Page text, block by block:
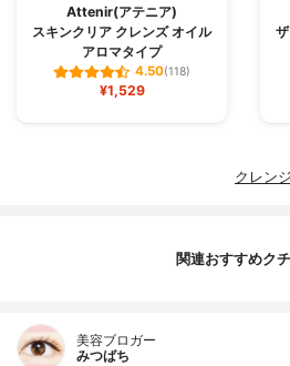
Attenir(アテニア)
スキンクリア クレンズ オイル
アロマタイプ
4.50(118)
¥1,529
クレン
関連おすすめク
美容ブロガー
みつばち